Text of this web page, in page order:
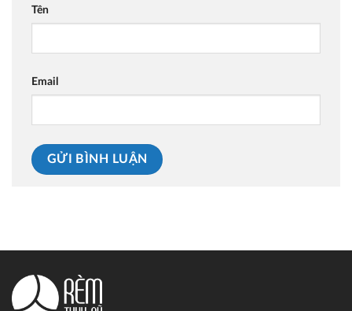
Tên
Email